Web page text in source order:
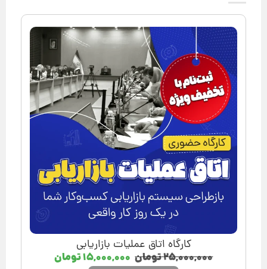
کارگاه اتاق عملیات بازاریابی
۲۵,۰۰۰,۰۰۰تومان ۱۵,۰۰۰,۰۰۰تومان